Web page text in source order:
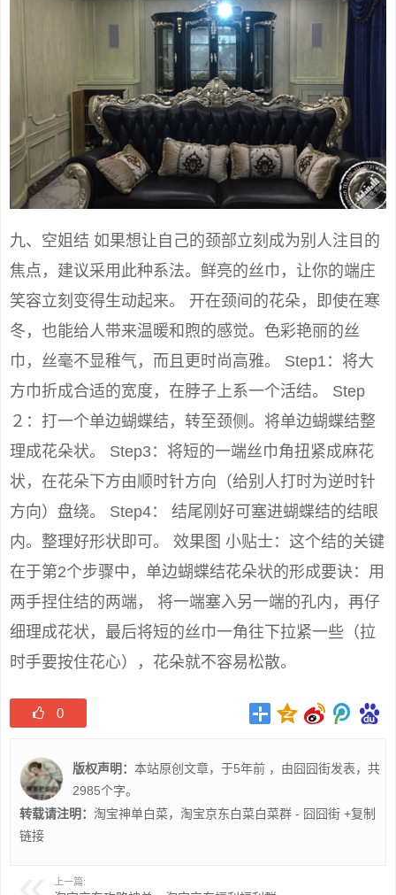
九、空姐结 如果想让自己的颈部立刻成为别人注目的
焦点，建议采用此种系法。鲜亮的丝巾，让你的端庄
笑容立刻变得生动起来。 开在颈间的花朵，即使在寒
冬，也能给人带来温暖和煦的感觉。色彩艳丽的丝
巾，丝毫不显稚气，而且更时尚高雅。 Step1：将大
方巾折成合适的宽度，在脖子上系一个活结。 Step
２：打一个单边蝴蝶结，转至颈侧。将单边蝴蝶结整
理成花朵状。 Step3：将短的一端丝巾角扭紧成麻花
状，在花朵下方由顺时针方向（给别人打时为逆时针
方向）盘绕。 Step4： 结尾刚好可塞进蝴蝶结的结眼
内。整理好形状即可。 效果图 小贴士：这个结的关键
在于第2个步骤中，单边蝴蝶结花朵状的形成要诀：用
两手捏住结的两端， 将一端塞入另一端的孔内，再仔
细理成花状，最后将短的丝巾一角往下拉紧一些（拉
时手要按住花心），花朵就不容易松散。
0
版权声明： 本站原创文章，于5年前 ，由囧囧街发表，共
2985个字。
转载请注明： 淘宝神单白菜，淘宝京东白菜白菜群 - 囧囧街 +复制
链接
上一篇: